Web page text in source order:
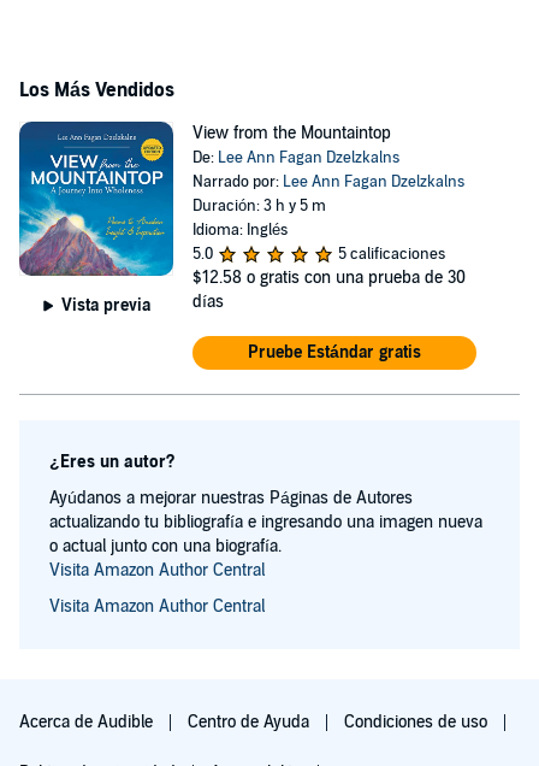
Los Más Vendidos
Vista previa
View from the Mountaintop
De: Lee Ann Fagan Dzelzkalns
Narrado por: Lee Ann Fagan Dzelzkalns
Duración: 3 h y 5 m
Idioma: Inglés
5.0
5 calificaciones
$12.58 o gratis con una prueba de 30
días
Pruebe Estándar gratis
¿Eres un autor?
Ayúdanos a mejorar nuestras Páginas de Autores
actualizando tu bibliografía e ingresando una imagen nueva
o actual junto con una biografía.
Visita Amazon Author Central
Visita Amazon Author Central
Acerca de Audible Centro de Ayuda Condiciones de uso